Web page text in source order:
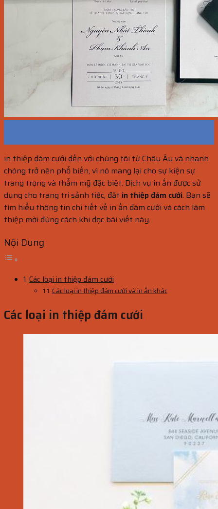
in thiệp đám cưới đến với chúng tôi từ Châu Âu và nhanh
chóng trở nên phổ biến, vì nó mang lại cho sự kiện sự
trang trọng và thẩm mỹ đặc biệt. Dịch vụ in ấn được sử
dụng cho trang trí sảnh tiệc, đặt in thiệp đám cưới. Bạn sẽ
tìm hiểu thông tin chi tiết về in ấn đám cưới và cách làm
thiệp mời đúng cách khi đọc bài viết này.
Nội Dung
Các loại in thiệp đám cưới
Các loại in thiệp đám cưới và in ấn khác
Các loại in thiệp đám cưới